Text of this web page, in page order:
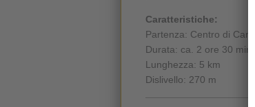
Caratteristiche:
Partenza: Centro di
Durata: ca. 2 ore 30 min
Lunghezza: 5 km
Dislivello: 270 m